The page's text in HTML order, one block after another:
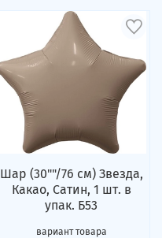
Шар (30""/76 см) Звезда,
Какао, Сатин, 1 шт. в
упак. Б53
вариант товара